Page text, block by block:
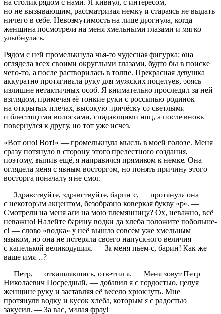
на столик рядом с нами. Я кивнул, с интересом,
но не вызывающим, рассматривая немку и стараясь не выдать
ничего в себе. Невозмутимость на лице дрогнула, когда
женщина посмотрела на меня хмельными глазами и мягко
улыбнулась.
Рядом с ней промелькнула чья-то чудесная фигурка: она
оглядела всех своими округлыми глазами, будто бы в поиске
чего-то, а после растворилась в толпе. Прекрасная девушка
аккуратно протягивала руку для мужских поцелуев, боясь
излишне нетактичных особ. Я внимательно проследил за ней
взглядом, примечая её тонкие руки с россыпью родинок
на открытых плечах, высокую причёску со светлыми
и блестящими волосками, спадающими ниц, а после вновь
повернулся к другу, но тот уже исчез.
«Вот оно! Вот!» — промелькнула мысль в моей голове. Меня
сразу потянуло в сторону этого прелестного создания,
поэтому, выпив ещё, я направился прямиком к немке. Она
оглядела меня с явным восторгом, но понять причину этого
восторга поначалу я не смог.
— Здравствуйте, здравствуйте, барин-с, — протянула она
с некоторым акцентом, безобразно коверкая букву «р». —
Смотрели на меня али на мою племянницу? Ох, неважно, всё
неважно! Налейте барину водки да хлеба положите побольше-
с! — слово «водка» у неё вышло совсем уже хмельным
языком, но она не потеряла своего напускного величия
с капелькой великодушия. — За меня пьем-с, барин! Как же
ваше имя…?
— Петр, — откашлявшись, ответил я. — Меня зовут Петр
Николаевич Посредный, — добавил я с гордостью, целуя
женщине руку и заставляя её весело хрюкнуть. Мне
протянули водку и кусок хлеба, которым я с радостью
закусил. — За вас, милая фрау!